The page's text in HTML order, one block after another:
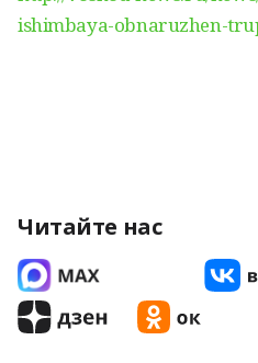
ishimbaya-obnaruzhen-
Читайте нас